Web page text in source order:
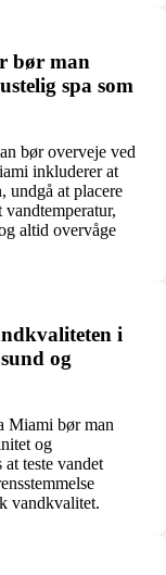
bør man
spa som
bør overveje ved
inkluderer at
undgå at placere
altid overvåge
i
og
Miami bør man
og
teste vandet
vandkvalitet.